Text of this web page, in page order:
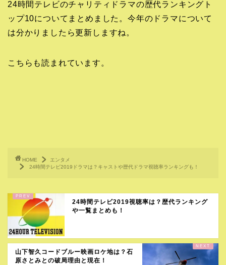
24時間テレビのチャリティドラマの歴代ランキングト
ップ10についてまとめました。今年のドラマについて
は分かりましたら更新しますね。
こちらも読まれています。
HOME
エンタメ
24時間テレビ2019ドラマは？キャストや歴代ドラマ視聴率ランキングも！
24時間テレビ2019視聴率は？歴代ランキング
や一覧まとめも！
山下智久コードブルー映画ロケ地は？石
原さとみとの破局理由と現在！